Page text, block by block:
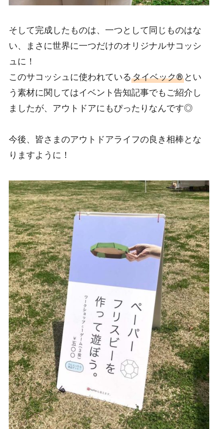
そして完成したものは、一つとして同じものはな
い、まさに世界に一つだけのオリジナルサコッシ
ュに！
このサコッシュに使われているタイベック®とい
う素材に関してはイベント告知記事でもご紹介し
ましたが、アウトドアにもぴったりなんです◎
今後、皆さまのアウトドアライフの良き相棒とな
りますように！